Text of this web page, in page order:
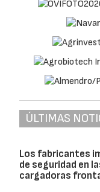
ÚLTIMAS
Los fabricantes
de seguridad en
cargadoras